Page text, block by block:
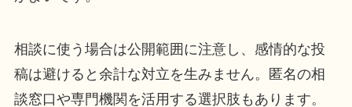
相談に使う場合は公開範囲に注意し、感情的な投
稿は避けると余計な対立を生みません。匿名の相
談窓口や専門機関を活用する選択肢もあります。